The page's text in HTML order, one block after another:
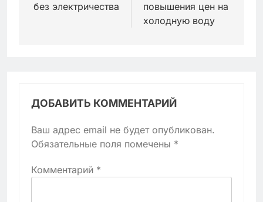
без электричества
повышения цен на
холодную воду
ДОБАВИТЬ КОММЕНТАРИЙ
Ваш адрес email не будет опубликован.
Обязательные поля помечены *
Комментарий *